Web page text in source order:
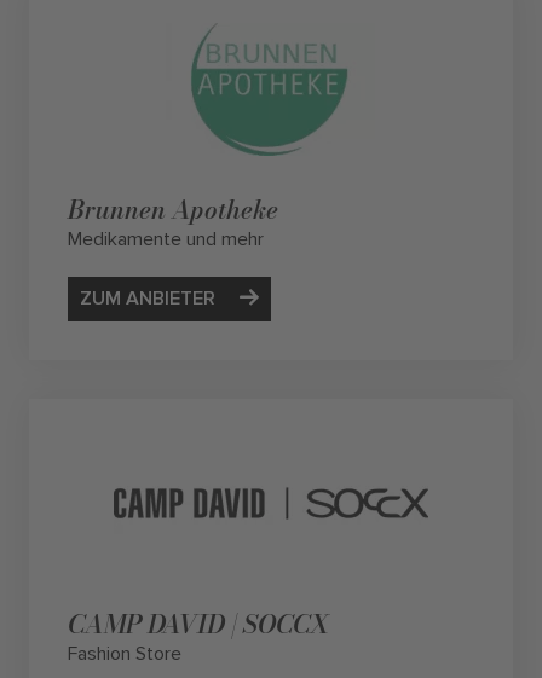
Brunnen Apotheke
Medikamente und mehr
ZUM ANBIETER
CAMP DAVID | SOCCX
Fashion Store